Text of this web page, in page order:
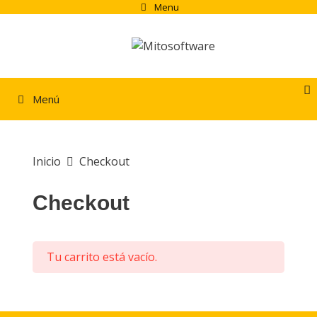
Menu
Menú
Inicio Checkout
Checkout
Tu carrito está vacío.